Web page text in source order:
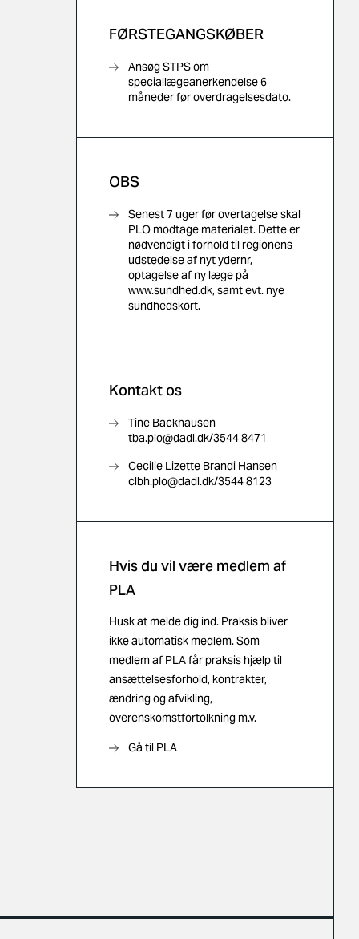
FØRSTEGANGSKØBER
Ansøg STPS om
speciallægeanerkendelse 6
måneder før overdragelsesdato.
OBS
Senest 7 uger før overtagelse skal
PLO modtage materialet. Dette er
nødvendigt i forhold til regionens
udstedelse af nyt ydernr,
optagelse af ny læge på
www.sundhed.dk, samt evt. nye
sundhedskort.
Kontakt os
Tine Backhausen
tba.plo@dadl.dk/3544 8471
Cecilie Lizette Brandi Hansen
clbh.plo@dadl.dk/3544 8123
Hvis du vil være medlem af
PLA
Husk at melde dig ind. Praksis bliver
ikke automatisk medlem. Som
medlem af PLA får praksis hjælp til
ansættelsesforhold, kontrakter,
ændring og afvikling,
overenskomstfortolkning m.v.
Gå til PLA